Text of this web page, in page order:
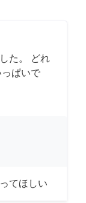
た。 どれ
ぱいで
てほしい